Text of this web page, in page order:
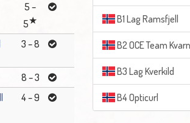
5 –
5
3 – 8
8 – 3
4 – 9
B1 Lag Ramsfjell
B2 OCE Team
B3 Lag Kverkild
B4 Opticurl